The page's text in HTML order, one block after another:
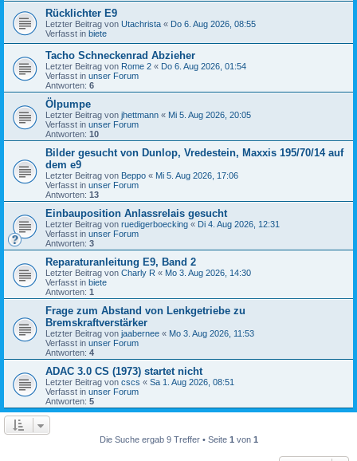
Rücklichter E9
Letzter Beitrag von Utachrista « Do 6. Aug 2026, 08:55
Verfasst in biete
Tacho Schneckenrad Abzieher
Letzter Beitrag von Rome 2 « Do 6. Aug 2026, 01:54
Verfasst in unser Forum
Antworten: 6
Ölpumpe
Letzter Beitrag von jhettmann « Mi 5. Aug 2026, 20:05
Verfasst in unser Forum
Antworten: 10
Bilder gesucht von Dunlop, Vredestein, Maxxis 195/70/14 auf
dem e9
Letzter Beitrag von Beppo « Mi 5. Aug 2026, 17:06
Verfasst in unser Forum
Antworten: 13
Einbauposition Anlassrelais gesucht
Letzter Beitrag von ruedigerboecking « Di 4. Aug 2026, 12:31
Verfasst in unser Forum
Antworten: 3
Reparaturanleitung E9, Band 2
Letzter Beitrag von Charly R « Mo 3. Aug 2026, 14:30
Verfasst in biete
Antworten: 1
Frage zum Abstand von Lenkgetriebe zu
Bremskraftverstärker
Letzter Beitrag von jaabernee « Mo 3. Aug 2026, 11:53
Verfasst in unser Forum
Antworten: 4
ADAC 3.0 CS (1973) startet nicht
Letzter Beitrag von cscs « Sa 1. Aug 2026, 08:51
Verfasst in unser Forum
Antworten: 5
Die Suche ergab 9 Treffer • Seite 1 von 1